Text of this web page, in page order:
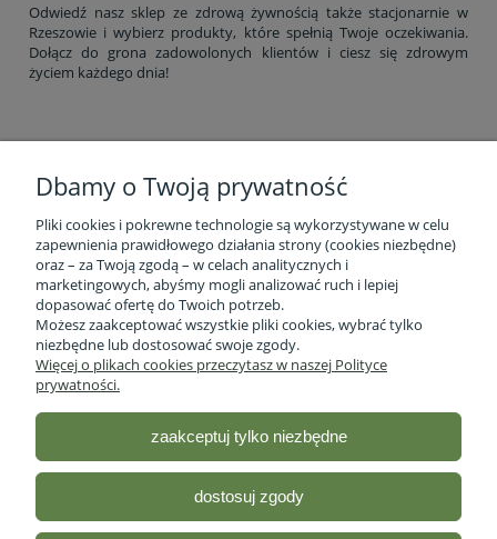
Odwiedź nasz sklep ze zdrową żywnością także stacjonarnie w
Rzeszowie i wybierz produkty, które spełnią Twoje oczekiwania.
Dołącz do grona zadowolonych klientów i ciesz się zdrowym
życiem każdego dnia!
Informacje o firmie
Obsługa klienta
Moje konto
Sklep ze zdrową żywnością - Stacja Bio| ul. lubelska 46 2/12,
Dbamy o Twoją prywatność
Pliki cookies i pokrewne technologie są wykorzystywane w celu
zapewnienia prawidłowego działania strony (cookies niezbędne)
oraz – za Twoją zgodą – w celach analitycznych i
marketingowych, abyśmy mogli analizować ruch i lepiej
dopasować ofertę do Twoich potrzeb.
Możesz zaakceptować wszystkie pliki cookies, wybrać tylko
niezbędne lub dostosować swoje zgody.
Więcej o plikach cookies przeczytasz w naszej Polityce
prywatności.
zaakceptuj tylko niezbędne
dostosuj zgody